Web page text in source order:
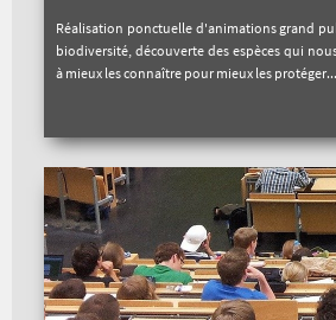
Réalisation ponctuelle d'animations grand
biodiversité, découverte des espèces qui
à mieux les connaître pour mieux les protéger...